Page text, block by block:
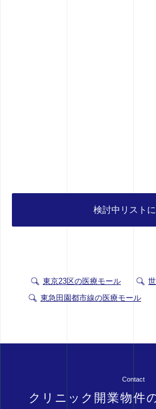
検討中リスト
東京23区の医療モール
東急田園都市線の医療モール
Contact
クリニック開業物件